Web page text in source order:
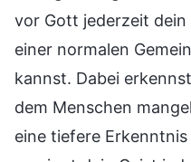
vor Gott jederzeit
einer normalen
kannst. Dabei
dem Menschen
eine tiefere